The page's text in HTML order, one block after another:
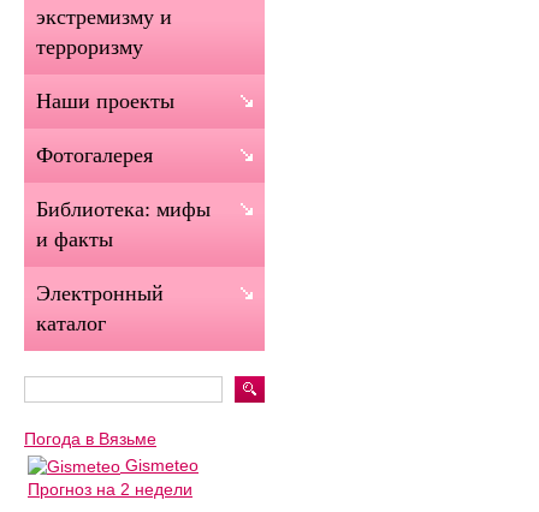
экстремизму и
терроризму
Наши проекты
Фотогалерея
Библиотека: мифы
и факты
Электронный
каталог
Погода в Вязьме
Gismeteo
Прогноз на 2 недели